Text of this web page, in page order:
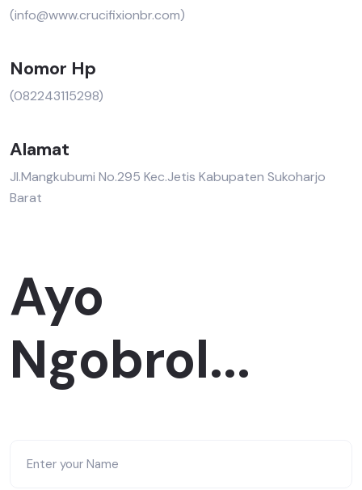
(info@www.crucifixionbr.com)
Nomor Hp
(082243115298)
Alamat
Jl.Mangkubumi No.295 Kec.Jetis Kabupaten Sukoharjo
Barat
Ayo
Ngobrol...